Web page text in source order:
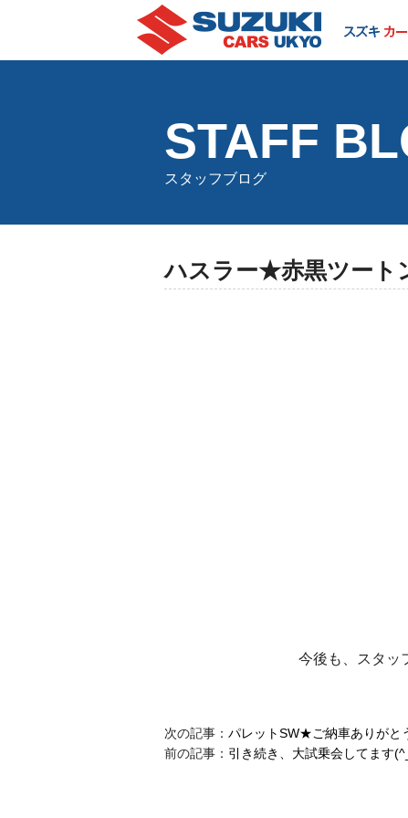
STAFF
スタッフブログ
ハスラー★赤黒ツート
今後も、スタッ
次の記事： パレットSW★ご納車ありがと
前の記事： 引き続き、大試乗会してます